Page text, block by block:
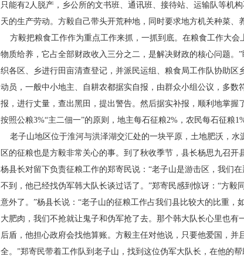
只能有2人脱产，乡公所的文书班、通讯班、接待站、运输队等机
天的生产劳动。方毅自己带头开荒种地，同时要求地方机关种菜、
方毅把粮食工作作为重点工作来抓，一抓到底。 在粮食工作大会
物质给养，它占全部财政收入三分之二，是解决财政的核心问题。
织各区、乡进行田亩清查登记，并派民运组、粮食局工作队协助区
动员，一般中小地主、自耕农都据实自报，由群众小组公议，多数
报，进行丈量，查出黑田，提出警告。然后据实补报， 顺利地掌握
按照公粮3%“主二佃一”的原则，地主每石征粮2%，农民每石征粮
老子山地区位于淮河与洪泽湖交汇处的一块平原，土地肥沃，水
区的征粮也是方毅非常关心的事。到 了秋收季节，县长杨思九召开
杨县长对留下负责征粮工作的郑寄民说：“老子山是游击区，我们在
不到，他已经找伪军韩大队长谈过话了。”郑寄民感到惊讶：“方毅
意外了。”杨县长说：“老子山的征粮工作占我们县比较大的比重，
大肥肉，我们不抢就让鬼子和伪军抢了去。那个韩大队长心里也有
后盾，他担心政府会找他算账。方毅主任对他说，只要他爱国，并
全。”郑寄民带着工作队到老子山，找到这位伪军大队长，在他的帮